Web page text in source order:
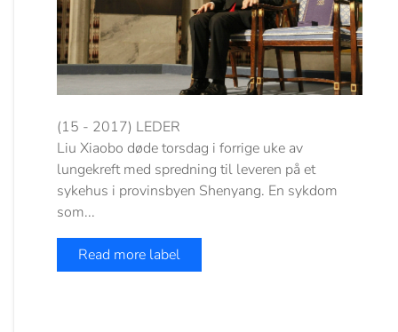
(15 - 2017) LEDER
Liu Xiaobo døde torsdag i forrige uke av
lungekreft med spredning til leveren på et
sykehus i provinsbyen Shenyang. En sykdom
som...
Read more label